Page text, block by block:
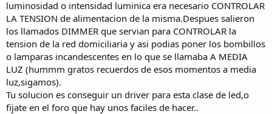
luminosidad o intensidad luminica era necesario CONTROLAR
LA TENSION de alimentacion de la misma.Despues salieron
los llamados DIMMER que servian para CONTROLAR la
tension de la red domiciliaria y asi podias poner los bombillos
o lamparas incandescentes en lo que se llamaba A MEDIA
LUZ (hummm gratos recuerdos de esos momentos a media
luz,sigamos).
Tu solucion es conseguir un driver para esta clase de led,o
fijate en el foro que hay unos faciles de hacer..